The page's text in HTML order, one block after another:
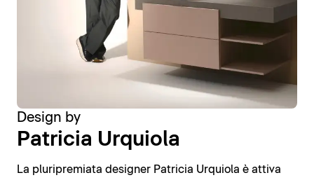
Design by
Patricia Urquiola
La pluripremiata designer Patricia Urquiola è attiva